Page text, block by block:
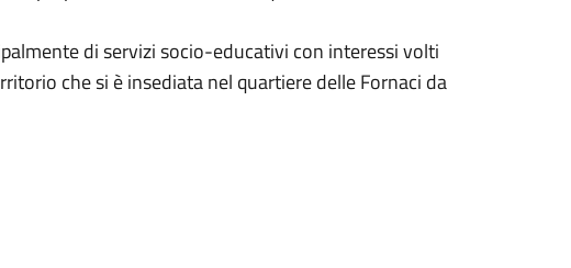
di servizi socio-educativi con interessi volti
che si è insediata nel quartiere delle Fornaci da